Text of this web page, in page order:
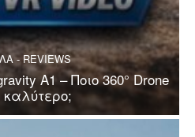
- REVIEWS
A1 – Ποιο 360° Drone
καλύτερο;